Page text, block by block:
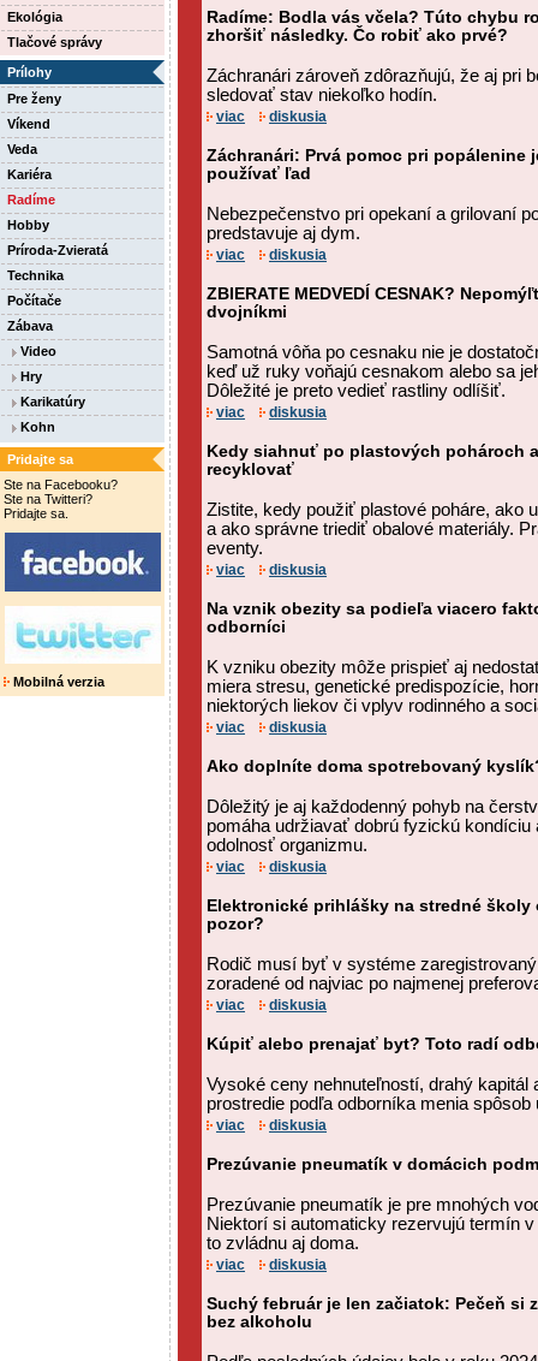
Ekológia
Tlačové správy
Prílohy
Pre ženy
Víkend
Veda
Kariéra
Radíme
Hobby
Príroda-Zvieratá
Technika
Počítače
Zábava
Video
Hry
Karikatúry
Kohn
Pridajte sa
Ste na Facebooku?
Ste na Twitteri?
Pridajte sa.
Mobilná verzia
Radíme: Bodla vás včela? Túto chybu
zhoršiť následky. Čo robiť ako prvé?
Záchranári zároveň zdôrazňujú, že aj pri
sledovať stav niekoľko hodín.
viac diskusia
Záchranári: Prvá pomoc pri popálenine
používať ľad
Nebezpečenstvo pri opekaní a grilovaní
predstavuje aj dym.
viac diskusia
ZBIERATE MEDVEDÍ CESNAK?
dvojníkmi
Samotná vôňa po cesnaku nie je
keď už ruky voňajú cesnakom alebo sa
Dôležité je preto vedieť rastliny odlíšiť.
viac diskusia
Kedy siahnuť po plastových pohároch
recyklovať
Zistite, kedy použiť plastové poháre, ako
a ako správne triediť obalové materiály.
eventy.
viac diskusia
Na vznik obezity sa podieľa viacero
odborníci
K vzniku obezity môže prispieť aj
miera stresu, genetické predispozície,
niektorých liekov či vplyv rodinného a
viac diskusia
Ako doplníte doma spotrebovaný
Dôležitý je aj každodenný pohyb na
pomáha udržiavať dobrú fyzickú kondíciu
odolnosť organizmu.
viac diskusia
Elektronické prihlášky na stredné
pozor?
Rodič musí byť v systéme
zoradené od najviac po najmenej
viac diskusia
Kúpiť alebo prenajať byt? Toto radí
Vysoké ceny nehnuteľností, drahý kapitál
prostredie podľa odborníka menia
viac diskusia
Prezúvanie pneumatík v domácich
Prezúvanie pneumatík je pre mnohých
Niektorí si automaticky rezervujú termín
to zvládnu aj doma.
viac diskusia
Suchý február je len začiatok: Pečeň si
bez alkoholu